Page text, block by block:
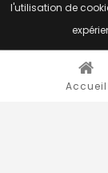
Accueil
l'utilisation de